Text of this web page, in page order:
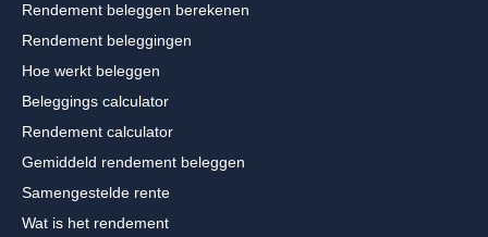
Rendement beleggen berekenen
Rendement beleggingen
Hoe werkt beleggen
Beleggings calculator
Rendement calculator
Gemiddeld rendement beleggen
Samengestelde rente
Wat is het rendement